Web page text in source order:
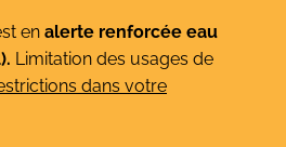
en alerte renforcée eau
Limitation des usages de
dans votre